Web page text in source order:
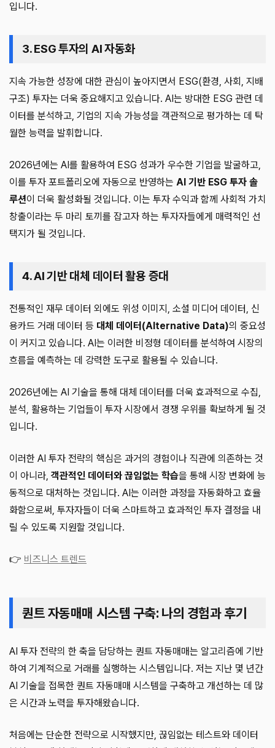
입니다.
3. ESG 투자의 AI 자동화
지속 가능한 성장에 대한 관심이 높아지면서 ESG(환경, 사회, 지배
구조) 투자는 더욱 중요해지고 있습니다. AI는 방대한 ESG 관련 데
이터를 분석하고, 기업의 지속 가능성을 객관적으로 평가하는 데 탁
월한 능력을 발휘합니다.
2026년에는 AI를 활용하여 ESG 성과가 우수한 기업을 발굴하고,
이를 투자 포트폴리오에 자동으로 반영하는 AI 기반 ESG 투자 솔
루션이 더욱 활성화될 것입니다. 이는 투자 수익과 함께 사회적 가치
창출이라는 두 마리 토끼를 잡고자 하는 투자자들에게 매력적인 선
택지가 될 것입니다.
4. AI 기반 대체 데이터 활용 증대
전통적인 재무 데이터 외에도 위성 이미지, 소셜 미디어 데이터, 신
용카드 거래 데이터 등 대체 데이터(Alternative Data)의 중요성
이 커지고 있습니다. AI는 이러한 비정형 데이터를 분석하여 시장의
흐름을 예측하는 데 강력한 도구로 활용될 수 있습니다.
2026년에는 AI 기술을 통해 대체 데이터를 더욱 효과적으로 수집,
분석, 활용하는 기업들이 투자 시장에서 경쟁 우위를 확보하게 될 것
입니다.
이러한 AI 투자 전략의 핵심은 과거의 경험이나 직관에 의존하는 것
이 아니라, 객관적인 데이터와 끊임없는 학습을 통해 시장 변화에 능
동적으로 대처하는 것입니다. AI는 이러한 과정을 자동화하고 효율
화함으로써, 투자자들이 더욱 스마트하고 효과적인 투자 결정을 내
릴 수 있도록 지원할 것입니다.
👉 비즈니스 트렌드
퀀트 자동매매 시스템 구축: 나의 경험과 후기
AI 투자 전략의 한 축을 담당하는 퀀트 자동매매는 알고리즘에 기반
하여 기계적으로 거래를 실행하는 시스템입니다. 저는 지난 몇 년간
AI 기술을 접목한 퀀트 자동매매 시스템을 구축하고 개선하는 데 많
은 시간과 노력을 투자해왔습니다.
처음에는 단순한 전략으로 시작했지만, 끊임없는 테스트와 데이터